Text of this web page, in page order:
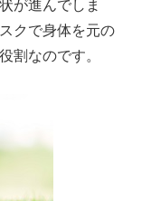
が進んでしま
クで身体を元の
割なのです。